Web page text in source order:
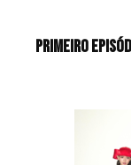
Primeiro